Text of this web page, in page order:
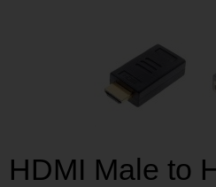
HDMI Male to